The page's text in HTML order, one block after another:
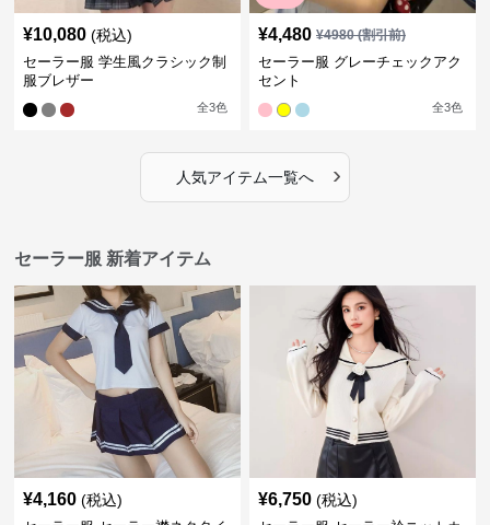
¥10,080 (税込)
セーラー服 学生風クラシック制
服ブレザー
全3色
¥4,480 ¥4980(割引前)
セーラー服 グレーチェックアク
セント
全3色
人気アイテム一覧へ ›
セーラー服 新着アイテム
¥4,160 (税込) ¥6,750 (税込)